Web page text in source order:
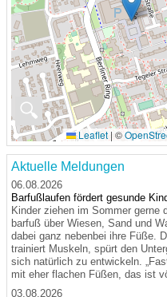
🔍
Leaflet | ©
Aktuelle Meldungen
06.08.2026
Barfußlaufen fördert gesunde
Kinder ziehen im Sommer gerne
barfuß über Wiesen, Sand und
dabei ganz nebenbei ihre Füße.
trainiert Muskeln, spürt den
sich natürlich zu entwickeln.
mit eher flachen Füßen, das ist
03.08.2026